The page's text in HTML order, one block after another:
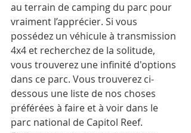
au terrain de camping du parc pour
vraiment l’apprécier. Si vous
possédez un véhicule à transmission
4x4 et recherchez de la solitude,
vous trouverez une infinité d'options
dans ce parc. Vous trouverez ci-
dessous une liste de nos choses
préférées à faire et à voir dans le
parc national de Capitol Reef.